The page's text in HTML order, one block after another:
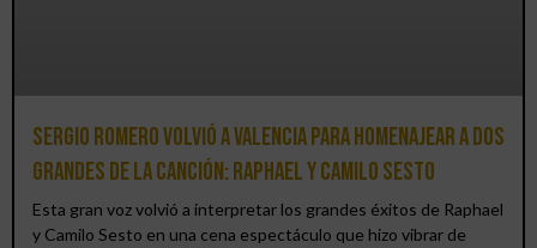
Sergio Romero volvió a Valencia para homenajear a dos
grandes de la canción: Raphael y Camilo Sesto
Esta gran voz volvió a interpretar los grandes éxitos de Raphael
y Camilo Sesto en una cena espectáculo que hizo vibrar de